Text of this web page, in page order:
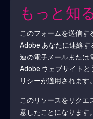
もっと知る
このフォームを送信す
Adobe あなたに連絡す
連の電子メールまたは
Adobe ウェブサイトと
リシーが適用されます。
このリソースをリクエ
意したことになります